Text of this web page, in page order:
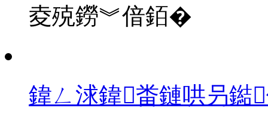
夌殑鐒︾偣銆�
鍏ㄥ浗鍏畨鏈哄叧鐑